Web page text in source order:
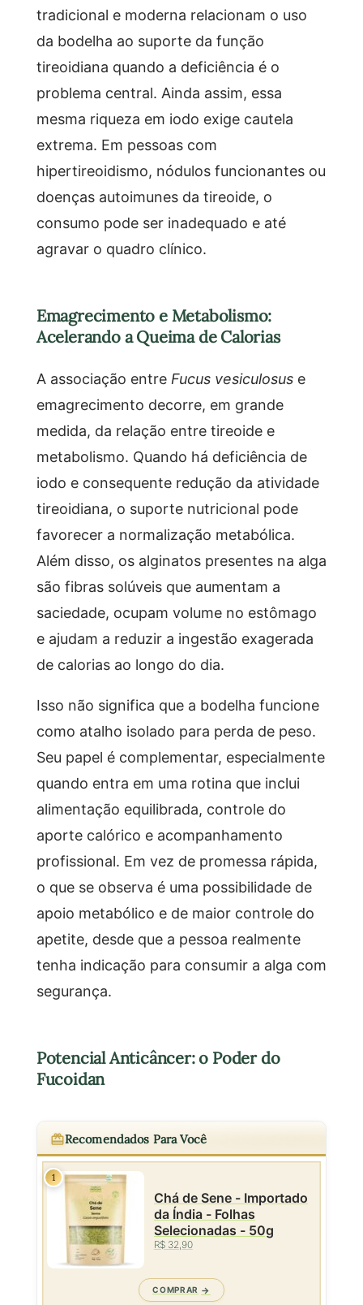
tradicional e moderna relacionam o uso
da bodelha ao suporte da função
tireoidiana quando a deficiência é o
problema central. Ainda assim, essa
mesma riqueza em iodo exige cautela
extrema. Em pessoas com
hipertireoidismo, nódulos funcionantes ou
doenças autoimunes da tireoide, o
consumo pode ser inadequado e até
agravar o quadro clínico.
Emagrecimento e Metabolismo:
Acelerando a Queima de Calorias
A associação entre Fucus vesiculosuse
emagrecimento decorre, em grande
medida, da relação entre tireoide e
metabolismo. Quando há deficiência de
iodo e consequente redução da atividade
tireoidiana, o suporte nutricional pode
favorecer a normalização metabólica.
Além disso, os alginatos presentes na alga
são fibras solúveis que aumentam a
saciedade, ocupam volume no estômago
e ajudam a reduzir a ingestão exagerada
de calorias ao longo do dia.
Isso não significa que a bodelha funcione
como atalho isolado para perda de peso.
Seu papel é complementar, especialmente
quando entra em uma rotina que inclui
alimentação equilibrada, controle do
aporte calórico e acompanhamento
profissional. Em vez de promessa rápida,
o que se observa é uma possibilidade de
apoio metabólico e de maior controle do
apetite, desde que a pessoa realmente
tenha indicação para consumir a alga com
segurança.
Potencial Anticâncer: o Poder do
Fucoidan
Recomendados Para Você
1
Chá de Sene - Importado
da Índia - Folhas
Selecionadas - 50g
R$ 32,90
COMPRAR